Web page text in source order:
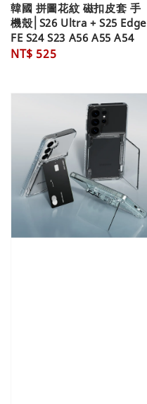
韓國 拼圖花紋 磁扣皮套 手
機殼│S26 Ultra + S25 Edge
FE S24 S23 A56 A55 A54
Regular
NT$ 525